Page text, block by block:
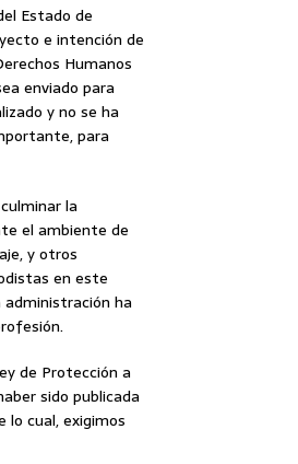
Estado de
e intención de
Humanos
enviado para
y no se ha
para
la
el ambiente de
y otros
en este
ha
de Protección a
sido publicada
cual, exigimos